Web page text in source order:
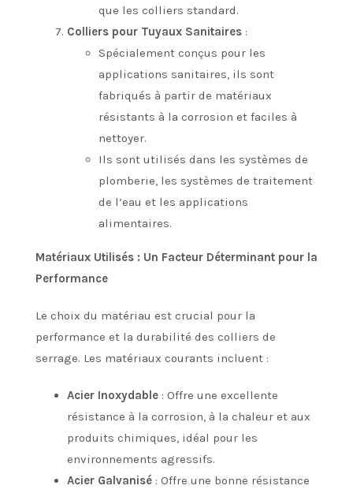
que les colliers standard.
Colliers pour Tuyaux Sanitaires :
Spécialement conçus pour les
applications sanitaires, ils sont
fabriqués à partir de matériaux
résistants à la corrosion et faciles à
nettoyer.
Ils sont utilisés dans les systèmes de
plomberie, les systèmes de traitement
de l’eau et les applications
alimentaires.
Matériaux Utilisés : Un Facteur Déterminant pour la
Performance
Le choix du matériau est crucial pour la
performance et la durabilité des colliers de
serrage. Les matériaux courants incluent :
Acier Inoxydable : Offre une excellente
résistance à la corrosion, à la chaleur et aux
produits chimiques, idéal pour les
environnements agressifs.
Acier Galvanisé : Offre une bonne résistance